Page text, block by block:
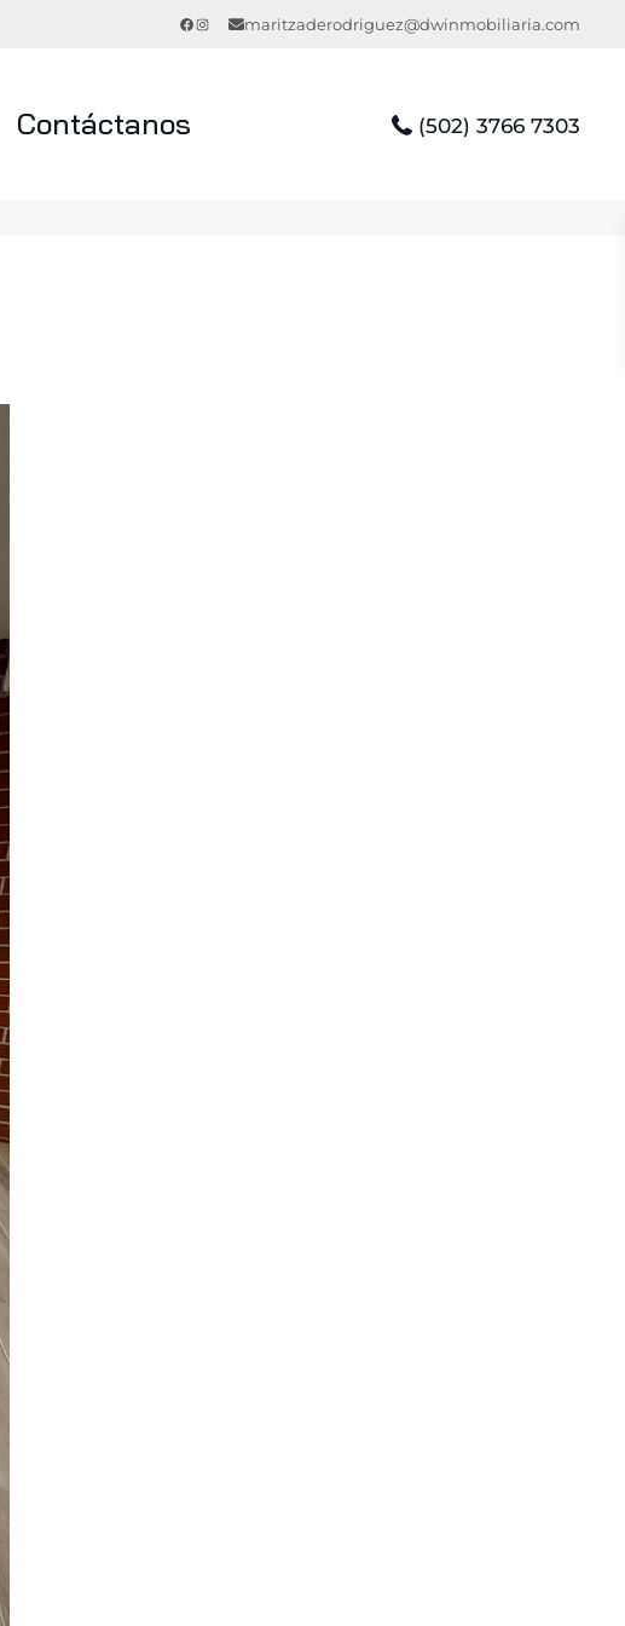
Facebook
Instagrammaritzaderodriguez@dwinmobiliaria.com
Contáctanos (502) 3766 7303